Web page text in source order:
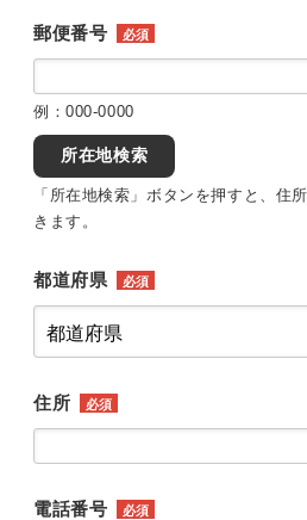
郵便番号 必須
例：000-0000
所在地検索
「所在地検索」ボタンを押すと、住
きます。
都道府県 必須
住所 必須
電話番号 必須